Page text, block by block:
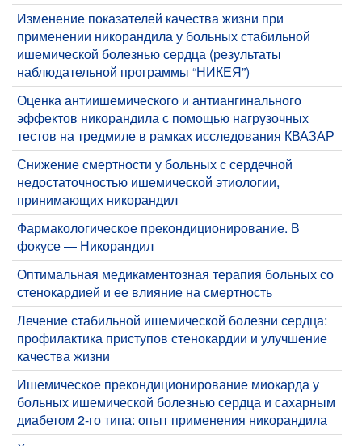
Изменение показателей качества жизни при
применении никорандила у больных стабильной
ишемической болезнью сердца (результаты
наблюдательной программы “НИКЕЯ”)
Оценка антиишемического и антиангинального
эффектов никорандила с помощью нагрузочных
тестов на тредмиле в рамках исследования КВАЗАР
Снижение смертности у больных с сердечной
недостаточностью ишемической этиологии,
принимающих никорандил
Фармакологическое прекондиционирование. В
фокусе — Никорандил
Оптимальная медикаментозная терапия больных со
стенокардией и ее влияние на смертность
Лечение стабильной ишемической болезни сердца:
профилактика приступов стенокардии и улучшение
качества жизни
Ишемическое прекондиционирование миокарда у
больных ишемической болезнью сердца и сахарным
диабетом 2-го типа: опыт применения никорандила